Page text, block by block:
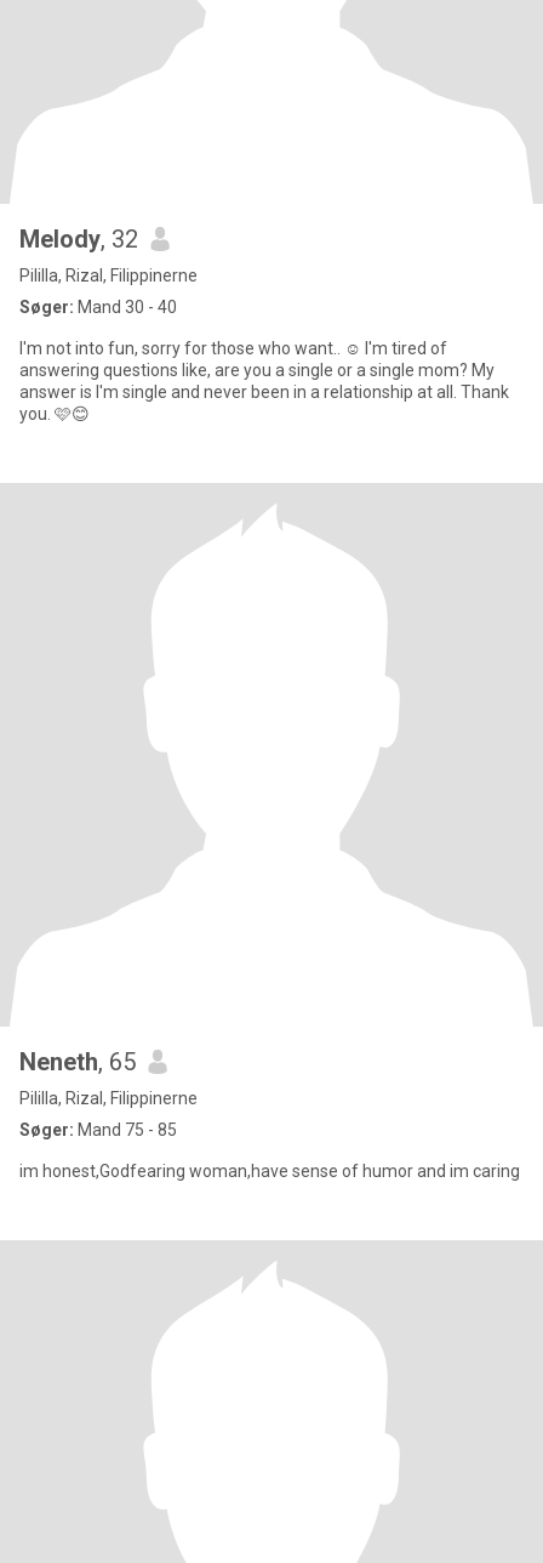
Melody, 32
Pililla, Rizal, Filippinerne
Søger: Mand 30 - 40
I'm not into fun, sorry for those who want.. ☺️ I'm tired of
answering questions like, are you a single or a single mom? My
answer is I'm single and never been in a relationship at all. Thank
you. 🩷😊
Neneth, 65
Pililla, Rizal, Filippinerne
Søger: Mand 75 - 85
im honest,Godfearing woman,have sense of humor and im caring